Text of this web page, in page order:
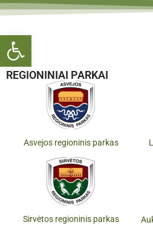
Open toolbar
REGIONINIAI PARKAI
Asvejos regioninis parkas
Sirvėtos regioninis parkas